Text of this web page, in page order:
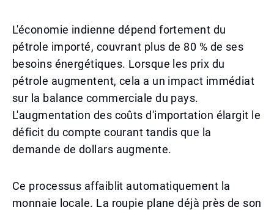
L'économie indienne dépend fortement du
pétrole importé, couvrant plus de 80 % de ses
besoins énergétiques. Lorsque les prix du
pétrole augmentent, cela a un impact immédiat
sur la balance commerciale du pays.
L'augmentation des coûts d'importation élargit le
déficit du compte courant tandis que la
demande de dollars augmente.
Ce processus affaiblit automatiquement la
monnaie locale. La roupie plane déjà près de son